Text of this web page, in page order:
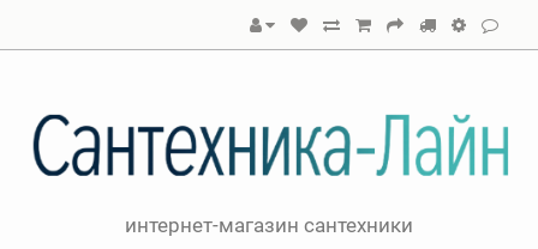
интернет-магазин сантехники